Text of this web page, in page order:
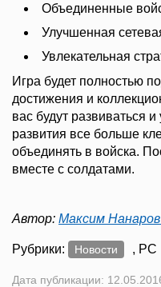
Объединенные
Улучшенная
Увлекательная
Игра будет полностью
достижения и
вас будут развиваться
развития все больше
объединять в войска.
вместе с солдатами.
Автор: Максим
Рубрики: Новости , PC
Дата публикации: